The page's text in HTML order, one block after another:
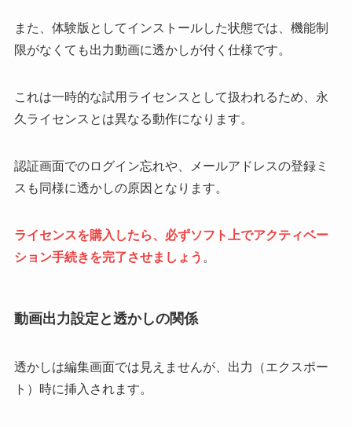
また、体験版としてインストールした状態では、機能制
限がなくても出力動画に透かしが付く仕様です。
これは一時的な試用ライセンスとして扱われるため、永
久ライセンスとは異なる動作になります。
認証画面でのログイン忘れや、メールアドレスの登録ミ
スも同様に透かしの原因となります。
ライセンスを購入したら、必ずソフト上でアクティベー
ション手続きを完了させましょう 。
動画出力設定と透かしの関係
透かしは編集画面では見えませんが、出力（エクスポー
ト）時に挿入されます。